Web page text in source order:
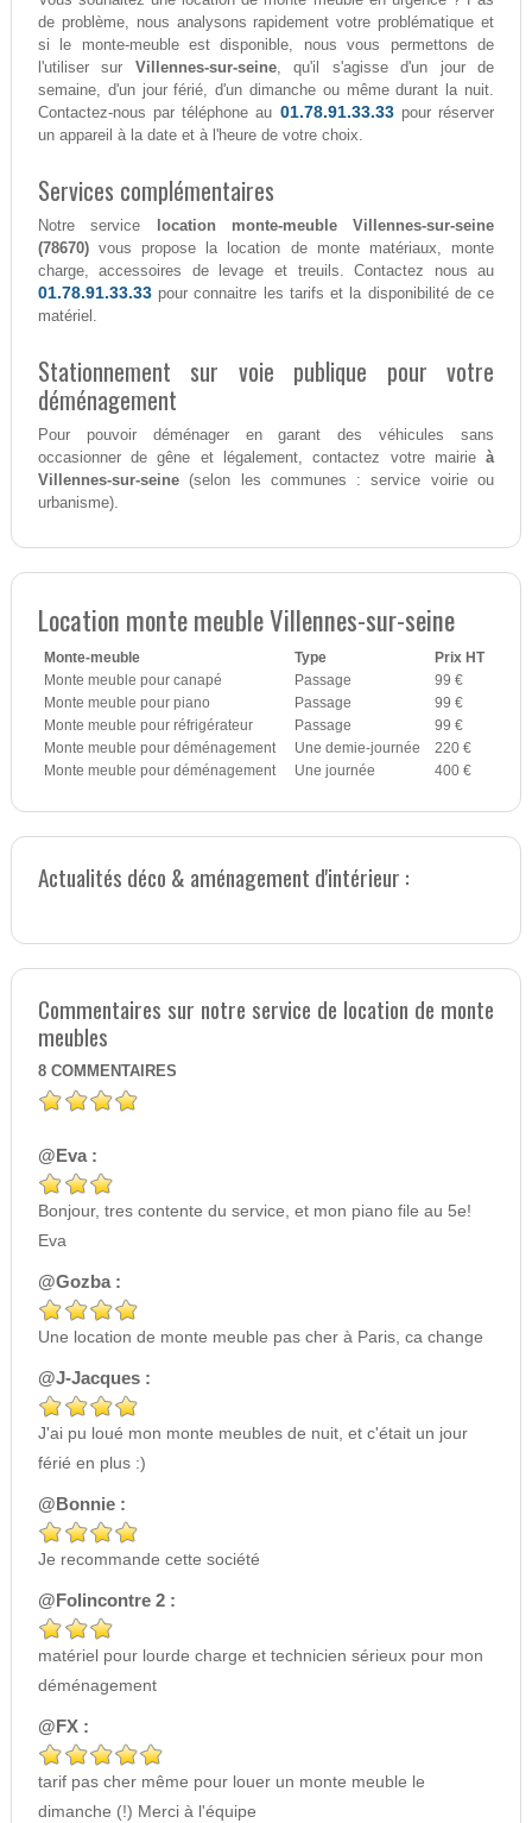
de problème, nous analysons rapidement votre problématique et
si le monte-meuble est disponible, nous vous permettons de
l'utiliser sur Villennes-sur-seine, qu'il s'agisse d'un jour de
semaine, d'un jour férié, d'un dimanche ou même durant la nuit.
Contactez-nous par téléphone au 01.78.91.33.33 pour réserver
un appareil à la date et à l'heure de votre choix.
Services complémentaires
Notre service
location monte-meuble Villennes-sur-seine
(78670)vous propose la location de monte matériaux, monte
charge, accessoires de levage et treuils. Contactez nous au
01.78.91.33.33 pour connaitre les tarifs et la disponibilité de ce
matériel.
Stationnement sur voie publique pour votre
déménagement
Pour pouvoir déménager en garant des véhicules sans
occasionner de gêne et légalement, contactez votre mairieà
Villennes-sur-seine(selon les communes : service voirie ou
urbanisme).
Location monte meuble Villennes-sur-seine
Monte-meuble Type
Prix HT
Monte meuble pour canapé
Passage
99 €
Monte meuble pour piano
Passage
99 €
Monte meuble pour réfrigérateur
Passage
99 €
Monte meuble pour déménagement
Une demie-journée
220 €
Monte meuble pour déménagement
Une journée 400 €
Actualités déco & aménagement d'intérieur :
Commentaires sur notre service de location de monte
meubles
8 COMMENTAIRES
@Eva :
Bonjour, tres contente du service, et mon piano file au 5e!
Eva
@Gozba :
Une location de monte meuble pas cher à Paris, ca change
@J-Jacques :
J'ai pu loué mon monte meubles de nuit, et c'était un jour
férié en plus :)
@Bonnie :
Je recommande cette société
@Folincontre 2 :
matériel pour lourde charge et technicien sérieux pour mon
déménagement
@FX :
tarif pas cher même pour louer un monte meuble le
dimanche (!) Merci à l'équipe